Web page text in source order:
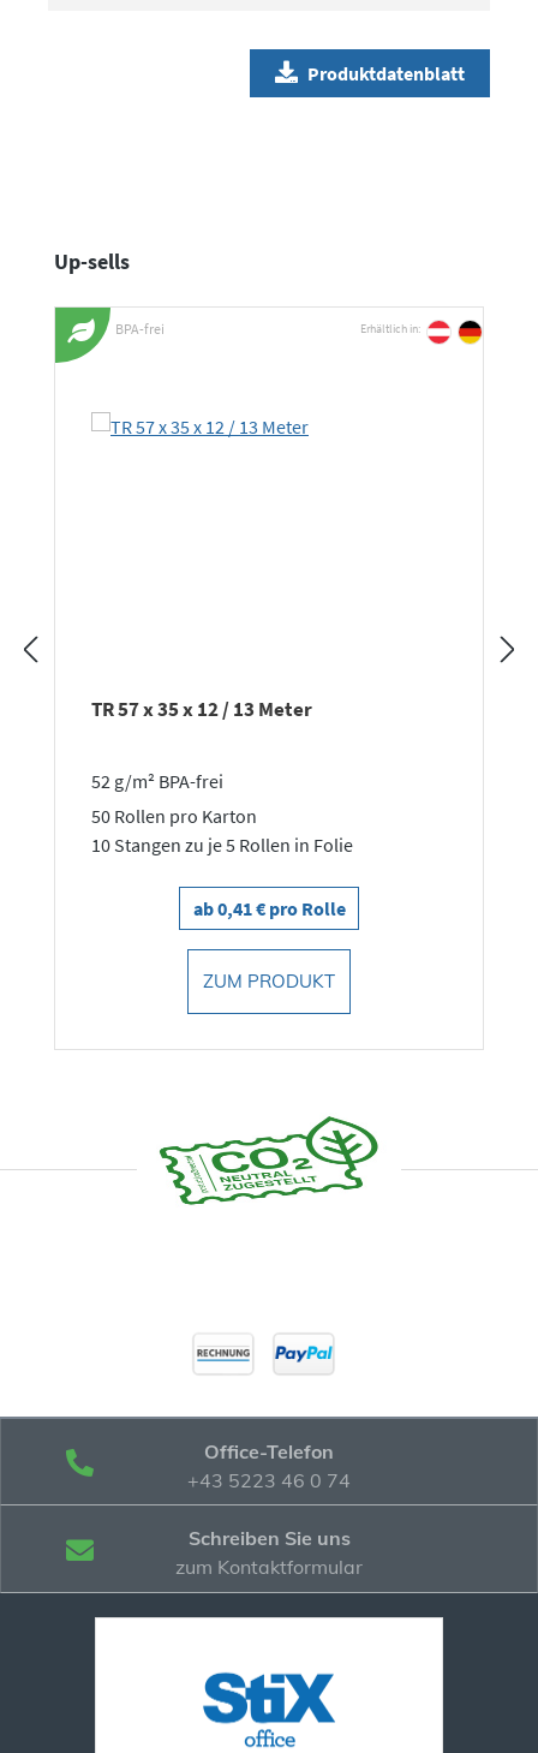
Produktdatenblatt
Produktgalerie überspringen
Up-sells
BPA-frei Erhältlich in:
TR 57 x 35 x 12 / 13 Meter
52 g/m² BPA-frei
50 Rollen pro Karton
10 Stangen zu je 5 Rollen in Folie
ab 0,41 € pro Rolle
ZUM PRODUKT
Office-Telefon
+43 5223 46 0 74
Schreiben Sie uns
zum Kontaktformular